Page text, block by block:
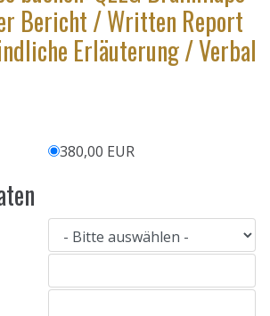
Bericht / Written Report
Erläuterung / Verbal
380,00 EUR